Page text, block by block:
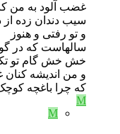
غضب آلود به من
سیب دندان زده از
و تو رفتی و هنوز
سالهاست که در
خش خش گام تو
و من اندیشه کنان
که چرا باغچه
M
M